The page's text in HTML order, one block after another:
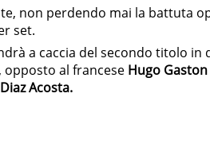
non perdendo mai la battuta
set.
a caccia del secondo titolo in
al francese Hugo
Acosta.